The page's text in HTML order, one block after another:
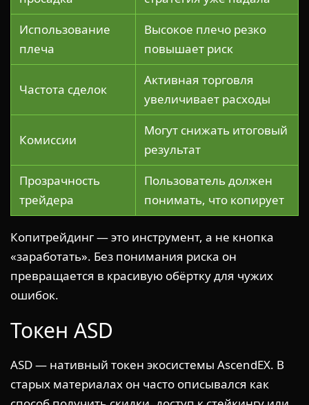
Использование
плеча
Высокое плечо резко
повышает риск
Частота сделок
Активная торговля
увеличивает расходы
Комиссии
Могут снижать итоговый
результат
Прозрачность
трейдера
Пользователь должен
понимать, что копирует
Копитрейдинг — это инструмент, а не кнопка
«заработать». Без понимания риска он
превращается в красивую обёртку для чужих
ошибок.
Токен ASD
ASD — нативный токен экосистемы AscendEX. В
старых материалах он часто описывался как